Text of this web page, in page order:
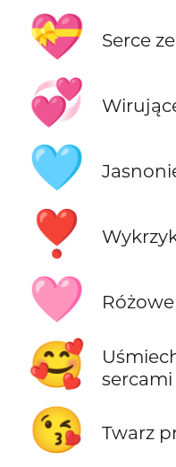
💝 Serce
💞
🩵
❣️
🩷
🥰
sercami
😘 Twarz